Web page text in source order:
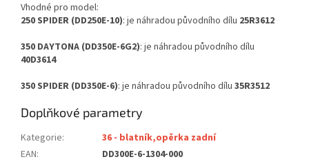
Vhodné pro model:
250 SPIDER (DD250E-10): je náhradou původního dílu 25R3612
350 DAYTONA (DD350E-6G2): je náhradou původního dílu
40D3614
350 SPIDER (DD350E-6): je náhradou původního dílu 35R3512
Doplňkové parametry
Kategorie:
36 - blatník,opěrka zadní
EAN:
DD300E-6-1304-000